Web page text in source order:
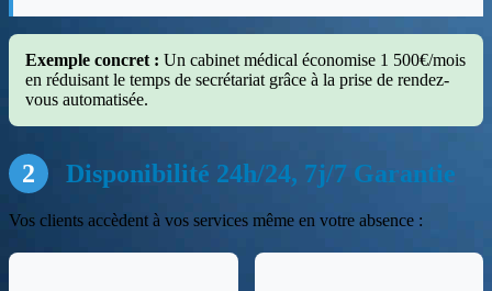
Exemple concret : Un cabinet médical économise 1 500€/mois
en réduisant le temps de secrétariat grâce à la prise de rendez-
vous automatisée.
2 Disponibilité 24h/24, 7j/7 Garantie
Vos clients accèdent à vos services même en votre absence :